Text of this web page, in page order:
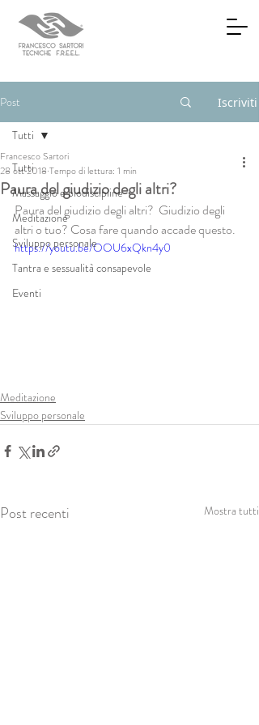
Post Iscriviti
Tutti
Massaggio e biodiscipline
Meditazione
Sviluppo personale
Tantra e sessualità consapevole
Eventi
Tutti
Paura del giudizio degli altri?
Francesco Sartori
28 ott 2018 Tempo di lettura: 1 min
Paura del giudizio degli altri?  Giudizio degli
altri o tuo? Cosa fare quando accade questo.
https://youtu.be/OOU6xQkn4y0
Meditazione
Sviluppo personale
Post recenti Mostra tutti